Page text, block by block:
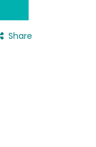
Share